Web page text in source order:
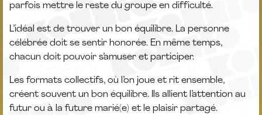
parfois mettre le reste du groupe en difficulté.
L’idéal est de trouver un bon équilibre. La personne
célébrée doit se sentir honorée. En même temps,
chacun doit pouvoir s’amuser et participer.
Les formats collectifs, où l’on joue et rit ensemble,
créent souvent un bon équilibre. Ils allient l’attention au
futur ou à la future marié(e) et le plaisir partagé.